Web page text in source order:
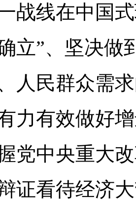
战线在中国
立”、坚决做
人民群众需
力有效做好
党中央重大
证看待经济